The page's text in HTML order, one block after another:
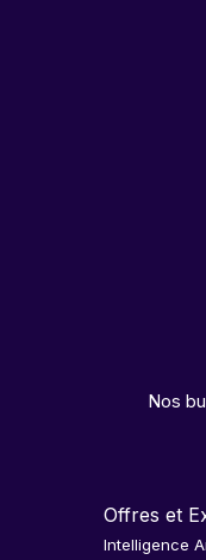
Nos
Offres et
Intelligence